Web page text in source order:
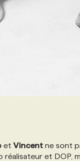
et Vincent ne sont
réalisateur et DOP,